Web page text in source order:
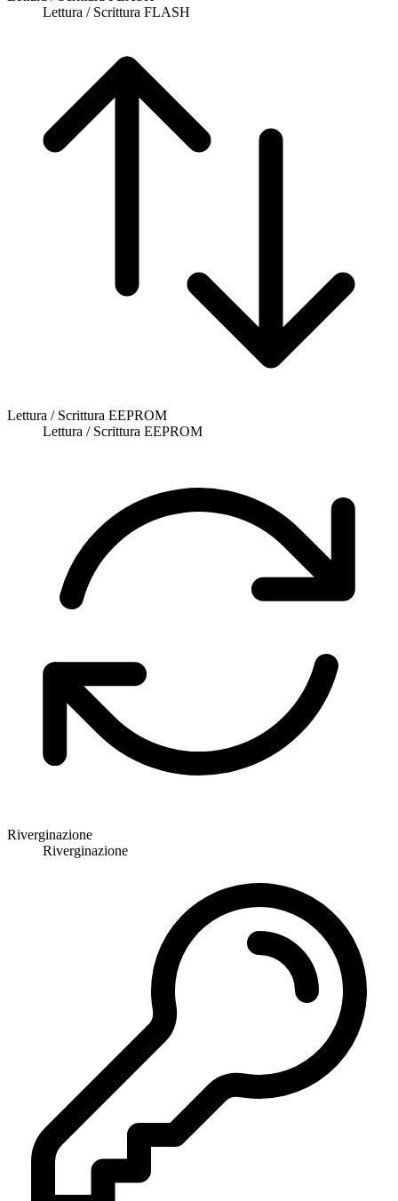
Lettura / Scrittura FLASH
Lettura / Scrittura EEPROM
Lettura / Scrittura EEPROM
Riverginazione
Riverginazione